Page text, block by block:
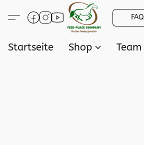
FAQ
Startseite Shop Team